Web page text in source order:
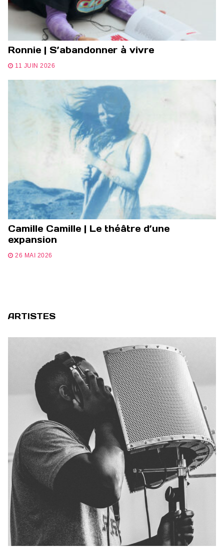
Ronnie | S’abandonner à vivre
11 JUIN 2026
Camille Camille | Le théâtre d’une
expansion
26 MAI 2026
ARTISTES